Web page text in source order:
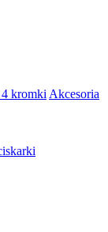
4 kromki Akcesoria